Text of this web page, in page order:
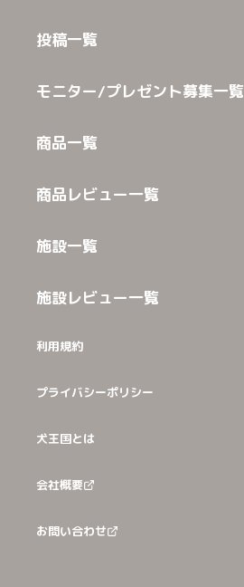
投稿一覧
モニター/プレゼント募集一覧
商品一覧
商品レビュー一覧
施設一覧
施設レビュー一覧
利用規約
プライバシーポリシー
犬王国とは
会社概要
お問い合わせ